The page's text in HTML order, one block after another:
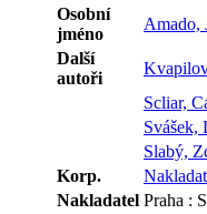
Osobní
jméno
Amado,
Další
autoři
Scliar,
Svášek,
Slabý,
Korp.
Nakladatel Praha :